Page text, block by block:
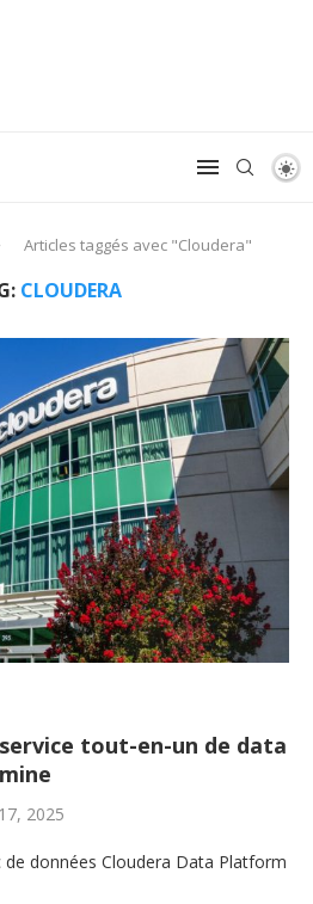
Articles taggés avec "Cloudera"
CLOUDERA
tout-en-un de data
2025
de données Cloudera Data Platform